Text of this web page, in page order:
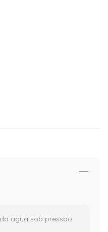
água sob pressão